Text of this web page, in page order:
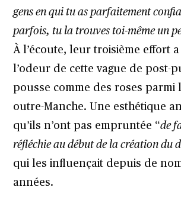
gens en qui tu as parfaitement
parfois, tu la trouves toi-même un
À l’écoute, leur troisième effort
l’odeur de cette vague de post-
pousse comme des roses parmi
outre-Manche. Une esthétique
qu’ils n’ont pas empruntée “de
réfléchie au début de la création du
qui les influençait depuis de
années.